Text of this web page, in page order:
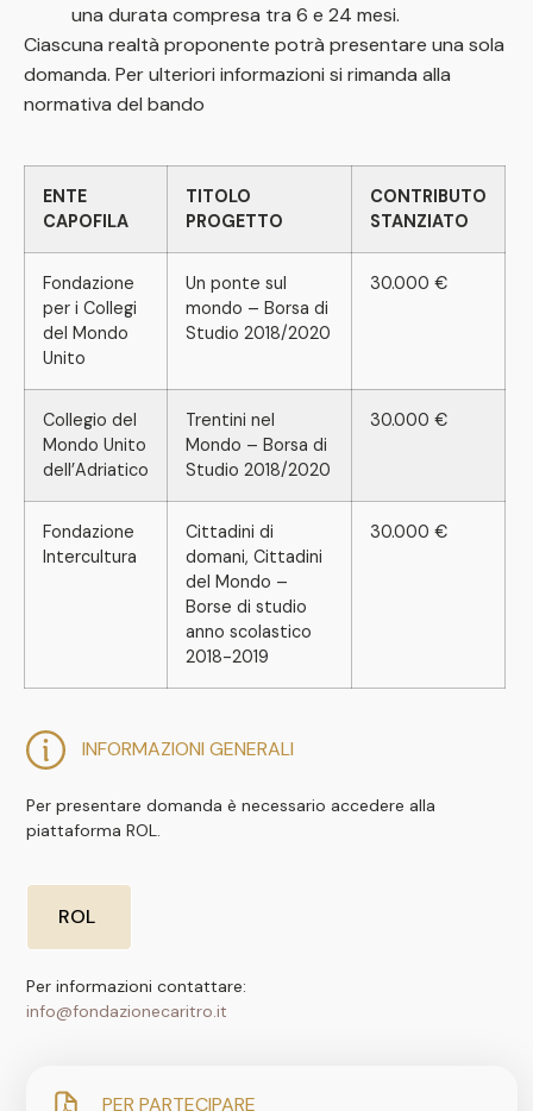
INFORMAZIONI GENERALI
Per presentare domanda è necessario accedere alla
piattaforma ROL.
ROL
Per informazioni contattare:
info@fondazionecaritro.it
PER PARTECIPARE
una durata compresa tra 6 e 24 mesi.
Ciascuna realtà proponente potrà presentare una sola
domanda. Per ulteriori informazioni si rimanda alla
normativa del bando
ENTE
CAPOFILA
TITOLO
PROGETTO
CONTRIBUTO
STANZIATO
Fondazione
per i Collegi
del Mondo
Unito
Un ponte sul
mondo – Borsa di
Studio 2018/2020
30.000 €
Collegio del
Mondo Unito
dell’Adriatico
Trentini nel
Mondo – Borsa di
Studio 2018/2020
30.000 €
Fondazione
Intercultura
Cittadini di
domani, Cittadini
del Mondo –
Borse di studio
anno scolastico
2018-2019
30.000 €